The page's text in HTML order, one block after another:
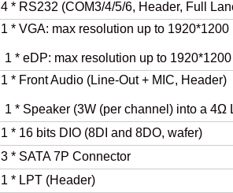
4 * RS232 (COM3/4/5/6, Header, Full
1 * VGA: max resolution up to
1 * eDP: max resolution up to
1 * Front Audio (Line-Out + MIC, Header)
1 * Speaker (3W (per channel) into a 4Ω
1 * 16 bits DIO (8DI and 8DO, wafer)
3 * SATA 7P Connector
1 * LPT (Header)